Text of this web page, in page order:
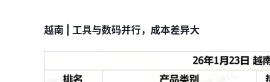
越南 | 工具与数码并行，成本差异大